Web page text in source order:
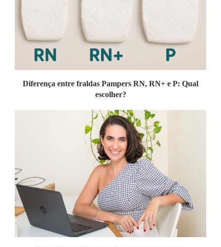
Diferença entre fraldas Pampers RN, RN+ e P: Qual
escolher?